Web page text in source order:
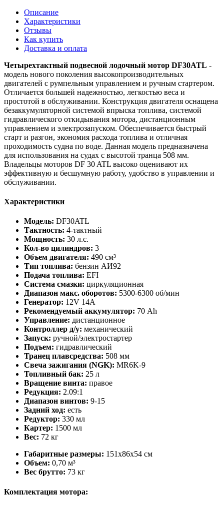
Описание
Характеристики
Отзывы
Как купить
Доставка и оплата
Четырехтактный подвесной лодочный мотор DF30ATL -
модель нового поколения высокопроизводительных
двигателей с румпельным управлением и ручным стартером.
Отличается большей надежностью, легкостью веса и
простотой в обслуживании. Конструкция двигателя оснащена
безаккумуляторной системой впрыска топлива, системой
гидравлического откидывания мотора, дистанционным
управлением и электрозапуском. Обеспечивается быстрый
старт и разгон, экономия расхода топлива и отличная
проходимость судна по воде. Данная модель предназначена
для использования на судах с высотой транца 508 мм.
Владельцы моторов DF 30 ATL высоко оценивают их
эффективную и бесшумную работу, удобство в управлении и
обслуживании.
Характеристики
Модель: DF30ATL
Тактность: 4-тактный
Мощность: 30 л.с.
Кол-во цилиндров: 3
Объем двигателя: 490 см³
Тип топлива: бензин АИ92
Подача топлива: EFI
Система смазки: циркуляционная
Диапазон макс. оборотов: 5300-6300 об/мин
Генератор: 12V 14A
Рекомендуемый аккумулятор: 70 Ah
Управление: дистанционное
Контроллер д/у: механический
Запуск: ручной/электростартер
Подъем: гидравлический
Транец плавсредства: 508 мм
Свеча зажигания (NGK): MR6K-9
Топливный бак: 25 л
Вращение винта: правое
Редукция: 2.09:1
Диапазон винтов: 9-15
Задний ход: есть
Редуктор: 330 мл
Картер: 1500 мл
Вес: 72 кг
Габаритные размеры: 151х86х54 см
Объем: 0,70 м³
Вес брутто: 73 кг
Комплектация мотора: